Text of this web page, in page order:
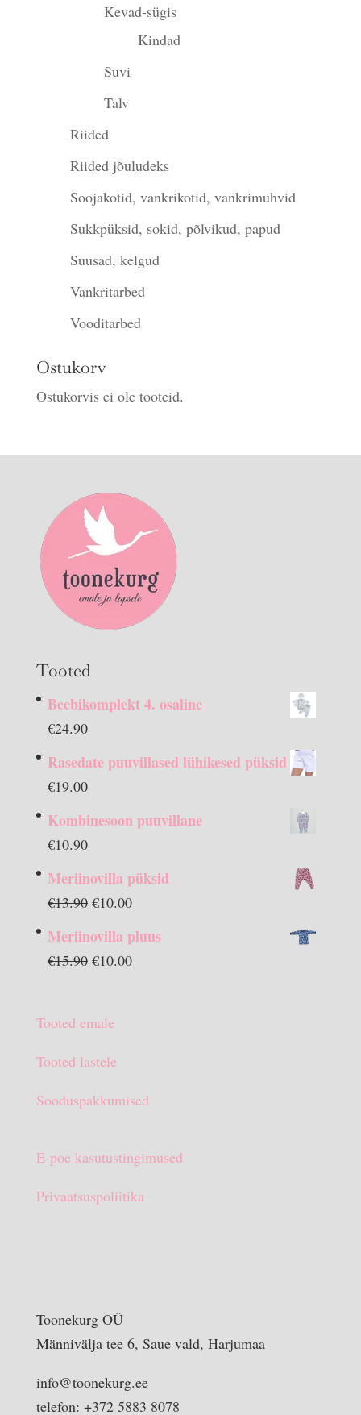
Kevad-sügis
Kindad
Suvi
Talv
Riided
Riided jõuludeks
Soojakotid, vankrikotid, vankrimuhvid
Sukkpüksid, sokid, põlvikud, papud
Suusad, kelgud
Vankritarbed
Vooditarbed
Ostukorv
Ostukorvis ei ole tooteid.
Tooted
Beebikomplekt 4. osaline
€24.90
Rasedate puuvillased lühikesed püksid
€19.00
Kombinesoon puuvillane
€10.90
Meriinovilla püksid
€13.90 Algne
€10.00Praegune
on:
Meriinovilla pluus
€15.90 Algne
€15.90.
€10.00Praegune
Tooted emale
Tooted lastele
Sooduspakkumised
E-poe kasutustingimused
Privaatsuspoliitika
Toonekurg OÜ
Männivälja tee 6, Saue vald, Harjumaa
info@toonekurg.ee
telefon: +372 5883 8078